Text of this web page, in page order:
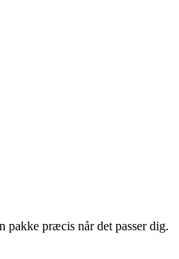
pakke præcis når det passer dig.